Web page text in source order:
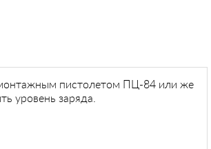
монтажным пистолетом ПЦ-84 или же
уровень заряда.